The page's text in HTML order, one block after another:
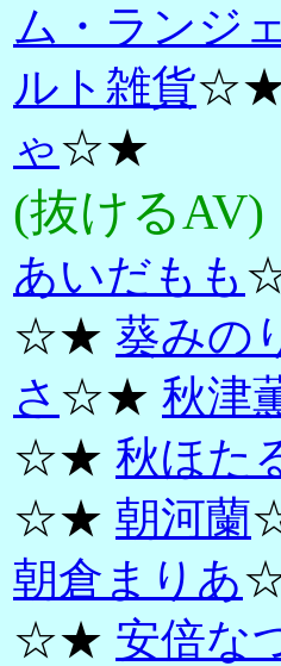
ム・ランジ
ルト雑貨
ゃ☆★
(抜けるAV)
あいだもも
☆★ 葵みの
さ ☆★ 秋津
☆★ 秋ほた
☆★ 朝河蘭
朝倉まりあ
☆★ 安倍な